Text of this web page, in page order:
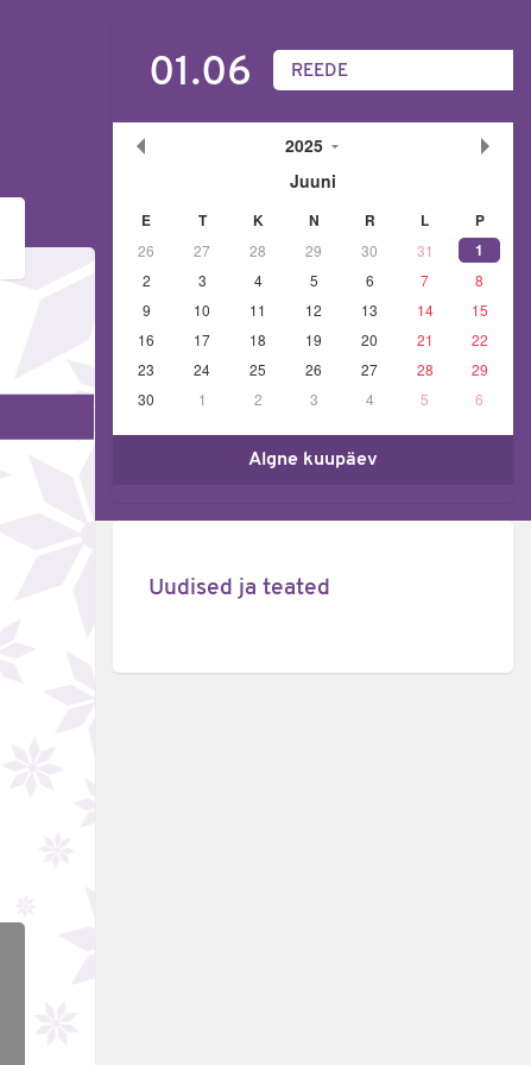
01.06 REEDE
2025
Juuni
E T K N R L P
26 27 28 29 30 31 1
2 3 4 5 6 7
8
9
10 11 12 13 14
15
16
17 18 19 20 21
22
23
24 25 26 27 28
29
30
1 2 3 4 5 6
Algne kuupäev
Uudised ja teated